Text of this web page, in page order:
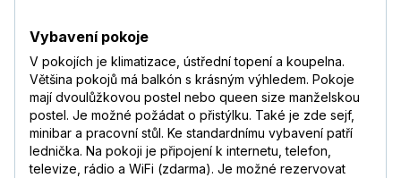
Vybavení pokoje
V pokojích je klimatizace, ústřední topení a koupelna.
Většina pokojů má balkón s krásným výhledem. Pokoje
mají dvoulůžkovou postel nebo queen size manželskou
postel. Je možné požádat o přistýlku. Také je zde sejf,
minibar a pracovní stůl. Ke standardnímu vybavení patří
lednička. Na pokoji je připojení k internetu, telefon,
televize, rádio a WiFi (zdarma). Je možné rezervovat